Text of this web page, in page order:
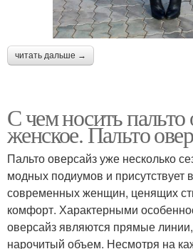
читать дальше →
С чем носить пальто
женское. Пальто
Пальто оверсайз уже несколько
модных подиумов и присутствует
современных женщин, ценящих
комфорт. Характерными
оверсайз являются прямые
нарочитый объем. Несмотря на